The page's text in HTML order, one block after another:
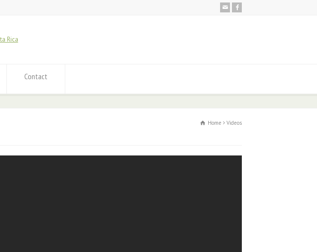
Contact
Home Videos